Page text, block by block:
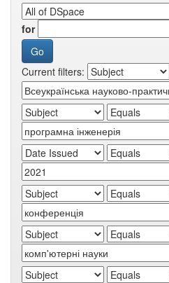
for
Current filters: